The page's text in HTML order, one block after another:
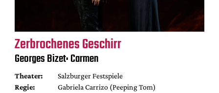
Zerbrochenes Geschirr
Georges Bizet: Carmen
Theater:
Salzburger Festspiele
Regie:
Gabriela Carrizo (Peeping Tom)